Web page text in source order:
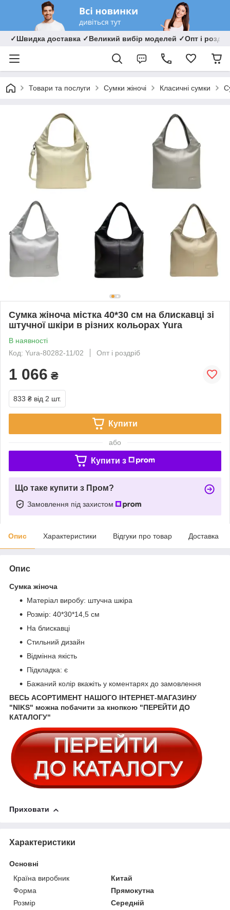
✓Швидка доставка ✓Великий вибір моделей ✓Опт і
Товари та послуги Сумки жіночі Класичні сумки
Сумка жіноча містка 40*30 см на блискавці зі
штучної шкіри в різних кольорах Yura
В наявності
Код: Yura-80282-11/02
Опт і роздріб
1 066 ₴
833 ₴ від 2 шт.
Купити
або
Купити з
Що таке купити з Пром?
Замовлення під захистом
Опис Характеристики Відгуки про товар Доставка
Опис
Сумка жіноча
Матеріал виробу: штучна шкіра
Розмір: 40*30*14,5 см
На блискавці
Стильний дизайн
Відмінна якість
Підкладка: є
Бажаний колір вкажіть у коментарях до замовлення
ВЕСЬ АСОРТИМЕНТ НАШОГО ІНТЕРНЕТ-МАГАЗИНУ
"NIKS" можна побачити за кнопкою "ПЕРЕЙТИ ДО
КАТАЛОГУ"
Приховати
Характеристики
Основні
Країна виробник
Китай
Форма
Прямокутна
Розмір
Середній